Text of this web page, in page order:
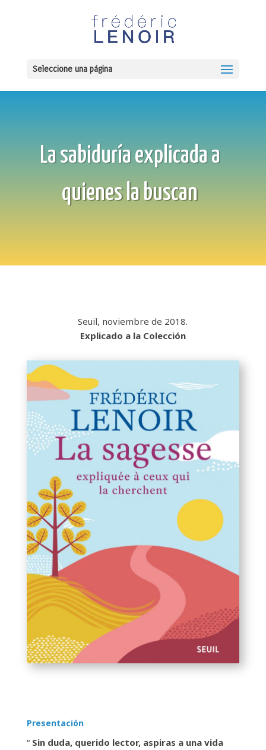
Seleccione una página
La sabiduría explicada a
quienes la buscan
Seuil, noviembre de 2018.
Explicado a la Colección
Presentación
“ Sin duda, querido lector, aspiras a una vida